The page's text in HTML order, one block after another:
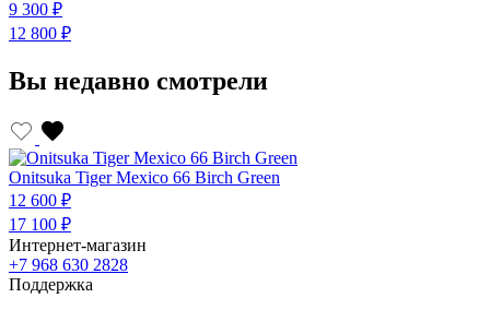
9 300 ₽
12 800 ₽
Вы недавно смотрели
Onitsuka Tiger Mexico 66 Birch Green
12 600 ₽
17 100 ₽
Интернет-магазин
+7 968 630 2828
Поддержка